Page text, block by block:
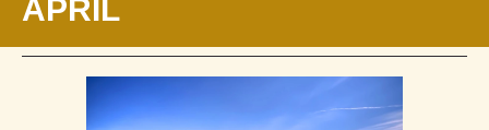
APRIL